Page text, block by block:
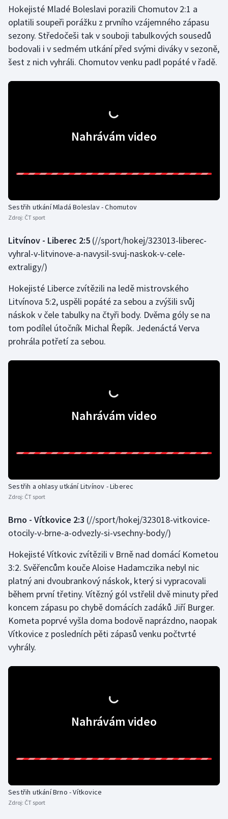
Ragby
Rychlobruslení
Rychlostní kanoistika
Vodní slalom
Volejbal
Ostatní
Hokejisté Mladé Boleslavi porazili Chomutov 2:1 a
oplatili soupeři porážku z prvního vzájemného zápasu
sezony. Středočeši tak v souboji tabulkových sousedů
bodovali i v sedmém utkání před svými diváky v sezoně,
šest z nich vyhráli. Chomutov venku padl popáté v řadě.
Nahrávám video
Sestřih utkání Mladá Boleslav - Chomutov
Zdroj: ČT sport
Litvínov - Liberec 2:5 (//sport/hokej/323013-liberec-
vyhral-v-litvinove-a-navysil-svuj-naskok-v-cele-
extraligy/)
Hokejisté Liberce zvítězili na ledě mistrovského
Litvínova 5:2, uspěli popáté za sebou a zvýšili svůj
náskok v čele tabulky na čtyři body. Dvěma góly se na
tom podílel útočník Michal Řepík. Jedenáctá Verva
prohrála potřetí za sebou.
Nahrávám video
Sestřih a ohlasy utkání Litvínov - Liberec
Zdroj: ČT sport
Brno - Vítkovice 2:3 (//sport/hokej/323018-vitkovice-
otocily-v-brne-a-odvezly-si-vsechny-body/)
Hokejisté Vítkovic zvítězili v Brně nad domácí Kometou
3:2. Svěřencům kouče Aloise Hadamczika nebyl nic
platný ani dvoubrankový náskok, který si vypracovali
během první třetiny. Vítězný gól vstřelil dvě minuty před
koncem zápasu po chybě domácích zadáků Jiří Burger.
Kometa poprvé vyšla doma bodově naprázdno, naopak
Vítkovice z posledních pěti zápasů venku počtvrté
vyhrály.
Nahrávám video
Sestřih utkání Brno - Vítkovice
Zdroj: ČT sport